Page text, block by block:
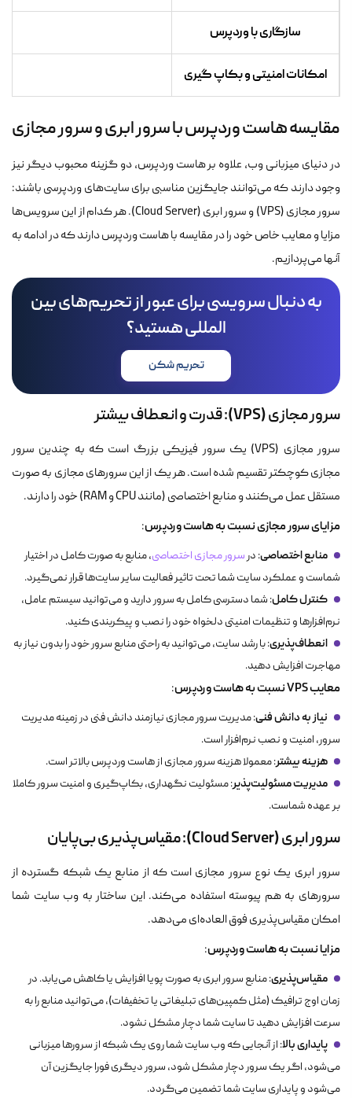
سازگاری با وردپرس
امکانات امنیتی و بکاپ گیری
مقایسه هاست وردپرس با سرور ابری و سرور مجازی
در دنیای میزبانی وب، علاوه بر هاست وردپرس، دو گزینه محبوب دیگر نیز
وجود دارند که می‌توانند جایگزین مناسبی برای سایت‌های وردپرسی باشند:
سرور مجازی (VPS) و سرور ابری (Cloud Server). هر کدام از این سرویس‌ها
مزایا و معایب خاص خود را در مقایسه با هاست وردپرس دارند که در ادامه به
آنها می‌پردازیم.
به دنبال سرویسی برای عبور از تحریم‌های بین
المللی هستید؟
تحریم شکن
سرور مجازی (VPS): قدرت و انعطاف بیشتر
سرور مجازی (VPS) یک سرور فیزیکی بزرگ است که به چندین سرور
مجازی کوچکتر تقسیم شده است. هر یک از این سرورهای مجازی به صورت
مستقل عمل می‌کنند و منابع اختصاصی (مانند CPU و RAM) خود را دارند.
مزایای سرور مجازی نسبت به هاست وردپرس:
منابع اختصاصی: درسرور مجازی اختصاصی، منابع به صورت کامل در اختیار
شماست و عملکرد سایت شما تحت تاثیر فعالیت سایر سایت‌ها قرار نمی‌گیرد.
کنترل کامل: شما دسترسی کامل به سرور دارید و می‌توانید سیستم عامل،
نرم‌افزارها و تنظیمات امنیتی دلخواه خود را نصب و پیکربندی کنید.
انعطاف‌پذیری: با رشد سایت، می‌توانید به راحتی منابع سرور خود را بدون نیاز به
مهاجرت افزایش دهید.
معایب VPS نسبت به هاست وردپرس :
نیاز به دانش فنی: مدیریت سرور مجازی نیازمند دانش فنی در زمینه مدیریت
سرور، امنیت و نصب نرم‌افزار است.
هزینه بیشتر: معمولا هزینه سرور مجازی از هاست وردپرس بالاتر است.
مدیریت مسئولیت‌پذیر: مسئولیت نگهداری، بکاپ‌گیری و امنیت سرور کاملا
بر عهده شماست.
سرور ابری (Cloud Server): مقیاس‌پذیری بی‌پایان
سرور ابری یک نوع سرور مجازی است که از منابع یک شبکه گسترده از
سرورهای به هم پیوسته استفاده می‌کند. این ساختار به وب سایت شما
امکان مقیاس‌پذیری فوق العاده‌ای می‌دهد.
مزایا نسبت به هاست وردپرس:
مقیاس‌پذیری: منابع سرور ابری به صورت پویا افزایش یا کاهش می‌یابد. در
زمان اوج ترافیک (مثل کمپین‌های تبلیغاتی یا تخفیفات)، می‌توانید منابع را به
سرعت افزایش دهید تا سایت شما دچار مشکل نشود.
پایداری بالا: از آنجایی که وب سایت شما روی یک شبکه از سرورها میزبانی
می‌شود، اگر یک سرور دچار مشکل شود، سرور دیگری فورا جایگزین آن
می‌شود و پایداری سایت شما تضمین می‌گردد.